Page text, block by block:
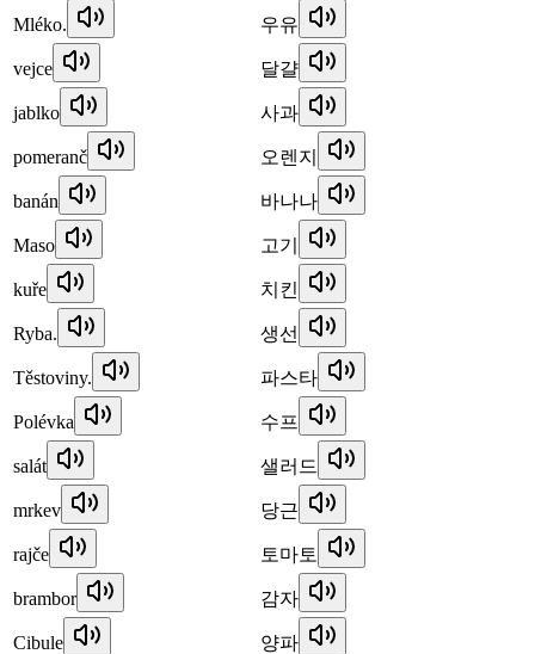
Mléko. 우유
vejce 달걀
jablko 사과
pomeranč 오렌지
banán 바나나
Maso 고기
kuře 치킨
Ryba. 생선
Těstoviny. 파스타
Polévka 수프
salát 샐러드
mrkev 당근
rajče 토마토
brambor 감자
Cibule 양파